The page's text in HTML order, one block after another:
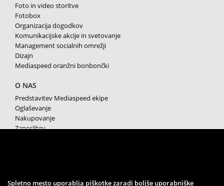
Foto in video storitve
Fotobox
Organizacija dogodkov
Komunikacijske akcije in svetovanje
Management socialnih omrežji
Dizajn
Mediaspeed oranžni bonbončki
O NAS
Predstavitev Mediaspeed ekipe
Oglaševanje
Nakupovanje
Zaposlitev
SPREMLJAJTE NAS
Spletno mesto uporablja piškotke zaradi boljše uporabniške